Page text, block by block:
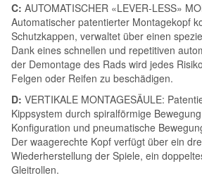
C: AUTOMATISCHER «LEVER-LESS»
Automatischer patentierter Montagekopf
Schutzkappen, verwaltet über einen
Dank eines schnellen und repetitiven
der Demontage des Rads wird jedes
Felgen oder Reifen zu beschädigen.
D: VERTIKALE MONTAGESÄULE:
Kippsystem durch spiralförmige
Konﬁguration und pneumatische
Der waagerechte Kopf verfügt über ein
Wiederherstellung der Spiele, ein
Gleitrollen.